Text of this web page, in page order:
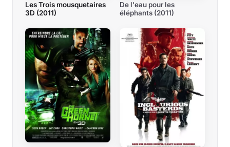
Les Trois mousquetaires
3D (2011)
De l'eau pour les
éléphants (2011)